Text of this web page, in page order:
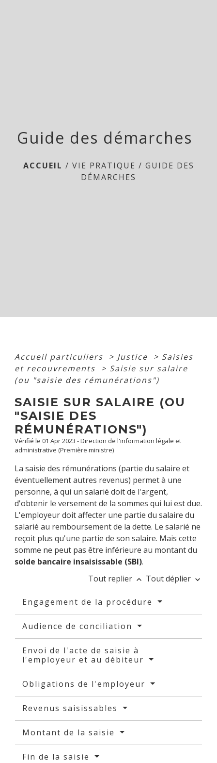
Guide des démarches
ACCUEIL / VIE PRATIQUE / GUIDE DES
DÉMARCHES
Accueil particuliers > Justice > Saisies
et recouvrements
> Saisie sur salaire
(ou "saisie des rémunérations")
SAISIE SUR SALAIRE (OU
"SAISIE DES
RÉMUNÉRATIONS")
Vérifié le 01 Apr 2023 - Direction de l'information légale et
administrative (Première ministre)
La saisie des rémunérations (partie du salaire et
éventuellement autres revenus) permet à une
personne, à qui un salarié doit de l'argent,
d'obtenir le versement de la sommes qui lui est due.
L'employeur doit affecter une partie du salaire du
salarié au remboursement de la dette. Le salarié ne
reçoit plus qu'une partie de son salaire. Mais cette
somme ne peut pas être inférieure au montant du
solde bancaire insaisissable (SBI).
Tout replier keyboard_arrow_up Tout déplier keyboard_arrow_down
Engagement de la procédure
Audience de conciliation
Envoi de l'acte de saisie à
l'employeur et au débiteur
Obligations de l'employeur
Revenus saisissables
Montant de la saisie
Fin de la saisie